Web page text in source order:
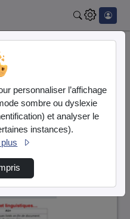
personnaliser l’affichage
sombre ou dyslexie
et analyser le
instances).